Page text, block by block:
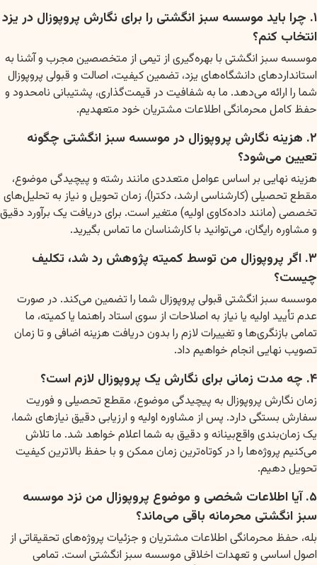
۱. چرا باید موسسه سبز انگشتی را برای نگارش پروپوزال در یزد
انتخاب کنم؟
موسسه سبز انگشتی با بهره‌گیری از تیمی از متخصصین مجرب و آشنا به
استانداردهای دانشگاه‌های یزد، تضمین کیفیت، اصالت و قبولی پروپوزال
شما را ارائه می‌دهد. ما به شفافیت در قیمت‌گذاری، پشتیبانی نامحدود و
حفظ کامل محرمانگی اطلاعات مشتریان خود متعهدیم.
۲. هزینه نگارش پروپوزال در موسسه سبز انگشتی چگونه
تعیین می‌شود؟
هزینه نهایی بر اساس عوامل متعددی مانند رشته و پیچیدگی موضوع،
مقطع تحصیلی (کارشناسی ارشد، دکترا)، زمان تحویل و نیاز به تحلیل‌های
تخصصی (مانند داده‌کاوی اولیه) متغیر است. برای دریافت یک برآورد دقیق
و مشاوره رایگان، می‌توانید با کارشناسان ما تماس بگیرید.
۳. اگر پروپوزال من توسط کمیته پژوهش رد شد، تکلیف
چیست؟
موسسه سبز انگشتی قبولی پروپوزال شما را تضمین می‌کند. در صورت
عدم تأیید اولیه یا نیاز به اصلاحات از سوی استاد راهنما یا کمیته، ما
تمامی بازنگری‌ها و تغییرات لازم را بدون دریافت هزینه اضافی و تا زمان
تصویب نهایی انجام خواهیم داد.
۴. چه مدت زمانی برای نگارش یک پروپوزال لازم است؟
زمان نگارش پروپوزال به پیچیدگی موضوع، مقطع تحصیلی و فوریت
سفارش بستگی دارد. پس از مشاوره اولیه و ارزیابی دقیق نیازهای شما،
یک زمان‌بندی واقع‌بینانه و دقیق به شما اعلام خواهد شد. ما تلاش
می‌کنیم پروژه‌ها را در کوتاه‌ترین زمان ممکن و با حفظ بالاترین کیفیت
تحویل دهیم.
۵. آیا اطلاعات شخصی و موضوع پروپوزال من نزد موسسه
سبز انگشتی محرمانه باقی می‌ماند؟
بله، حفظ محرمانگی اطلاعات مشتریان و جزئیات پروژه‌های تحقیقاتی از
اصول اساسی و تعهدات اخلاقی موسسه سبز انگشتی است. تمامی